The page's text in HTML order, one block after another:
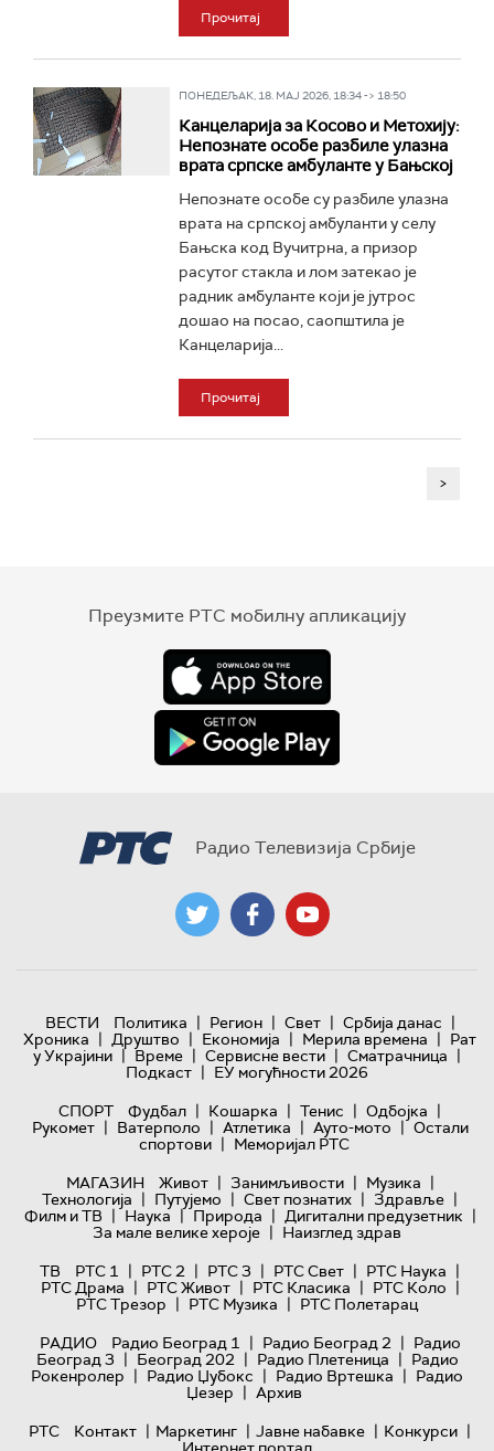
Прочитај
ПОНЕДЕЉАК, 18. МАЈ 2026, 18:34 -> 18:50
Канцеларија за Косово и Метохију:
Непознате особе разбиле улазна
врата српске амбуланте у Бањској
Непознате особе су разбиле улазна
врата на српској амбуланти у селу
Бањска код Вучитрна, а призор
расутог стакла и лом затекао је
радник амбуланте који је јутрос
дошао на посао, саопштила је
Канцеларија...
Прочитај
>
Преузмите РТС мобилну апликацију
Радио Телевизија Србије
ВЕСТИ Политика | Регион | Свет | Србија данас |
Хроника | Друштво | Економија | Мерила времена | Рат
у Украјини | Време | Сервисне вести | Сматрачница |
Подкаст | ЕУ могућности 2026
СПОРТ
Фудбал | Кошарка | Тенис | Одбојка |
Рукомет | Ватерполо | Атлетика | Ауто-мото | Остали
спортови | Меморијал РТС
МАГАЗИН
Живот | Занимљивости | Музика |
Технологијa | Путујемо | Свет познатих | Здравље |
Филм и ТВ | Наука | Природа | Дигитални предузетник |
За мале велике хероје | Наизглед здрав
ТВ
РТС 1 | РТС 2 | РТС 3 | РТС Свет | РТС Наука |
РТС Драма | РТС Живот | РТС Класика | РТС Коло |
РТС Трезор | РТС Музика | РТС Полетарац
РАДИО
Радио Београд 1 | Радио Београд 2 | Радио
Београд 3 | Београд 202 | Радио Плетеница | Радио
Рокенролер | Радио Џубокс | Радио Вртешка | Радио
Џезер | Архив
РТС
Контакт | Маркетинг | Јавне набавке | Конкурси |